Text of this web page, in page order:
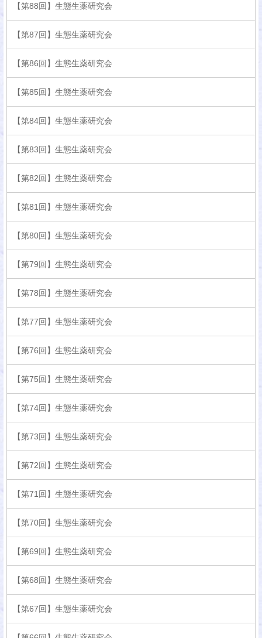
【第88回】生態生薬研究会
【第87回】生態生薬研究会
【第86回】生態生薬研究会
【第85回】生態生薬研究会
【第84回】生態生薬研究会
【第83回】生態生薬研究会
【第82回】生態生薬研究会
【第81回】生態生薬研究会
【第80回】生態生薬研究会
【第79回】生態生薬研究会
【第78回】生態生薬研究会
【第77回】生態生薬研究会
【第76回】生態生薬研究会
【第75回】生態生薬研究会
【第74回】生態生薬研究会
【第73回】生態生薬研究会
【第72回】生態生薬研究会
【第71回】生態生薬研究会
【第70回】生態生薬研究会
【第69回】生態生薬研究会
【第68回】生態生薬研究会
【第67回】生態生薬研究会